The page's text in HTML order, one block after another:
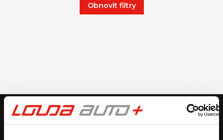
Obnovit filtry
V případě dotazů volejte číslo nonstop infolinky
+420 325 400 400
nebo nám napište na e-mailauto@louda.cz